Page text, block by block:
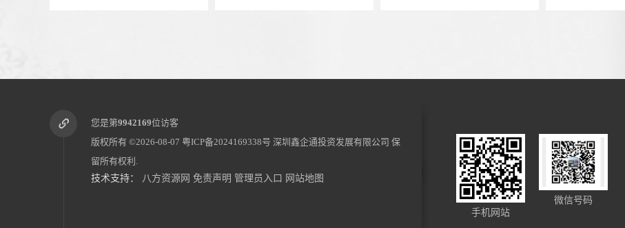
摩斯创投招商处 桃源居写字楼深业沙河U中心招商处
您是第9942169位访客
版权所有 ©2026-08-07 粤ICP备2024169338号 深圳鑫企通投资发展有限公司 保
留所有权利.
技术支持：
八方资源网 免责声明 管理员入口 网站地图
手机网站
微信号码